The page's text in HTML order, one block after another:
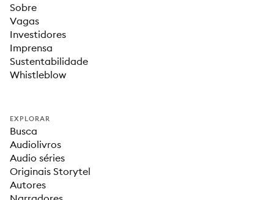
Sobre
Vagas
Investidores
Imprensa
Sustentabilidade
Whistleblow
EXPLORAR
Busca
Audiolivros
Audio séries
Originais Storytel
Autores